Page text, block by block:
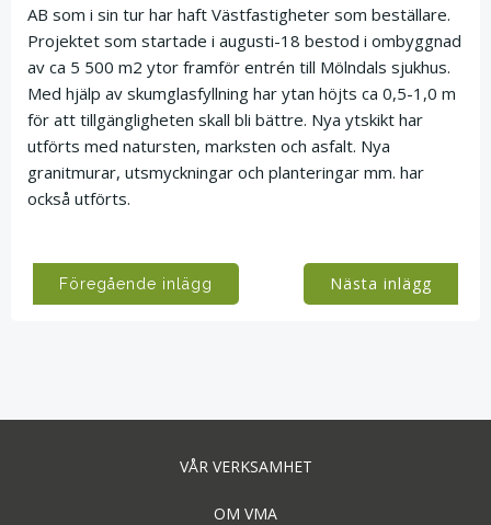
AB som i sin tur har haft Västfastigheter som beställare.
Projektet som startade i augusti-18 bestod i ombyggnad
av ca 5 500 m2 ytor framför entrén till Mölndals sjukhus.
Med hjälp av skumglasfyllning har ytan höjts ca 0,5-1,0 m
för att tillgängligheten skall bli bättre. Nya ytskikt har
utförts med natursten, marksten och asfalt. Nya
granitmurar, utsmyckningar och planteringar mm. har
också utförts.
Post
Föregående inlägg
PostNästa inlägg
VÅR VERKSAMHET
OM VMA